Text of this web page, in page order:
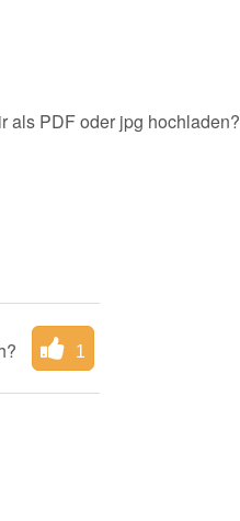
als PDF oder jpg hochladen?
1